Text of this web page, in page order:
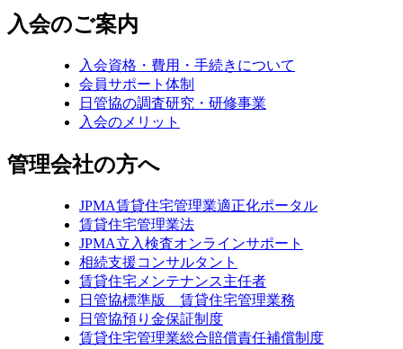
入会のご案内
入会資格・費用・手続きについて
会員サポート体制
日管協の調査研究・研修事業
入会のメリット
管理会社の方へ
JPMA賃貸住宅管理業適正化ポータル
賃貸住宅管理業法
JPMA立入検査オンラインサポート
相続支援コンサルタント
賃貸住宅メンテナンス主任者
日管協標準版 賃貸住宅管理業務
日管協預り金保証制度
賃貸住宅管理業総合賠償責任補償制度